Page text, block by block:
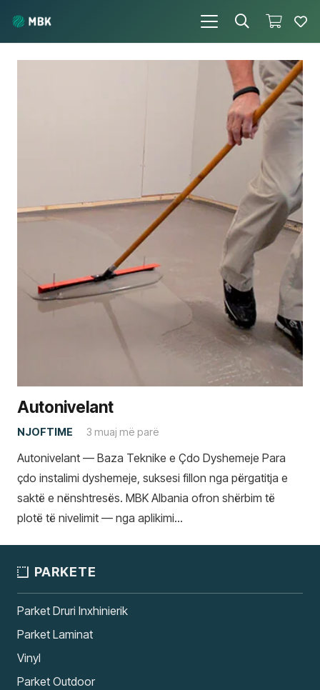
Autonivelant
NJOFTIME 3 muaj më parë
Autonivelant — Baza Teknike e Çdo Dyshemeje Para
çdo instalimi dyshemeje, suksesi fillon nga përgatitja e
saktë e nënshtresës. MBK Albania ofron shërbim të
plotë të nivelimit — nga aplikimi…
PARKETE
Parket Druri Inxhinierik
Parket Laminat
Vinyl
Parket Outdoor